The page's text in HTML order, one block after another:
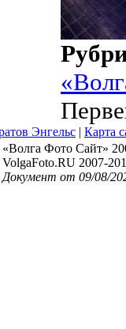
Энгельс | Карта
«Волга Фото Сайт»
VolgaFoto.RU 2007-
Документ от 09/08/